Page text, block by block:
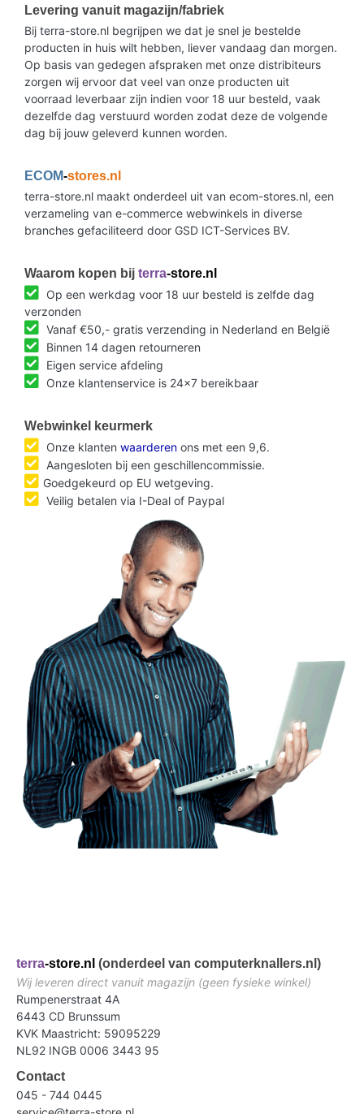
Levering vanuit magazijn/fabriek
Bij terra-store.nl begrijpen we dat je snel je bestelde
producten in huis wilt hebben, liever vandaag dan morgen.
Op basis van gedegen afspraken met onze distribiteurs
zorgen wij ervoor dat veel van onze producten uit
voorraad leverbaar zijn indien voor 18 uur besteld, vaak
dezelfde dag verstuurd worden zodat deze de volgende
dag bij jouw geleverd kunnen worden.
ECOM-stores.nl
terra-store.nl maakt onderdeel uit van ecom-stores.nl, een
verzameling van e-commerce webwinkels in diverse
branches gefaciliteerd door GSD ICT-Services BV.
Waarom kopen bij terra-store.nl
Op een werkdag voor 18 uur besteld is zelfde dag
verzonden
Vanaf €50,- gratis verzending in Nederland en België
Binnen 14 dagen retourneren
Eigen service afdeling
Onze klantenservice is 24x7 bereikbaar
Webwinkel keurmerk
Onze klanten waarderen ons met een 9,6.
Aangesloten bij een geschillencommissie.
Goedgekeurd op EU wetgeving.
Veilig betalen via I-Deal of Paypal
terra-store.nl (onderdeel van computerknallers.nl)
Wij leveren direct vanuit magazijn (geen fysieke winkel)
Rumpenerstraat 4A
6443 CD Brunssum
KVK Maastricht: 59095229
NL92 INGB 0006 3443 95
Contact
045 - 744 0445